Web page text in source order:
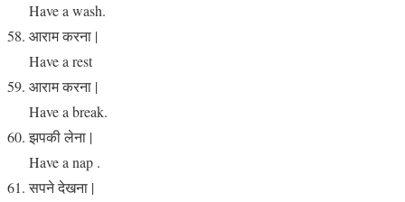
Have a wash.
आराम करना |
Have a rest
आराम करना |
Have a break.
झपकी लेना |
Have a nap .
सपने देखना |